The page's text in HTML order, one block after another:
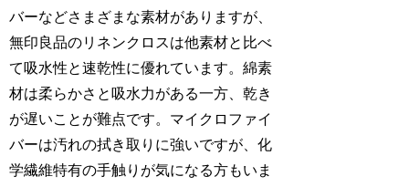
バーなどさまざまな素材がありますが、
無印良品のリネンクロスは他素材と比べ
て吸水性と速乾性に優れています。綿素
材は柔らかさと吸水力がある一方、乾き
が遅いことが難点です。マイクロファイ
バーは汚れの拭き取りに強いですが、化
学繊維特有の手触りが気になる方もいま